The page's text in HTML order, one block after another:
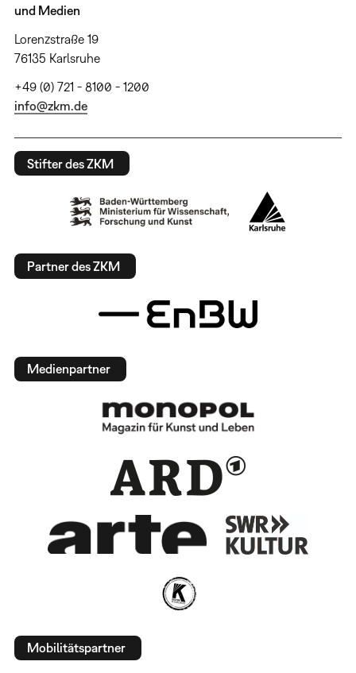
und Medien
Lorenzstraße 19
76135 Karlsruhe
+49 (0) 721 - 8100 - 1200
info@zkm.de
Stifter des ZKM
Partner des ZKM
Medienpartner
Mobilitätspartner